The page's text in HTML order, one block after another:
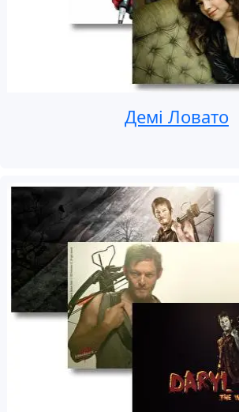
Демі Ловато